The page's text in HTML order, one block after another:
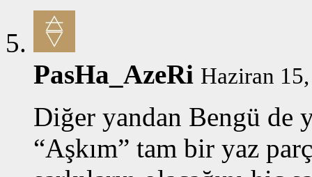
PasHa_AzeRi Haziran
Diğer yandan Bengü de
“Aşkım” tam bir yaz